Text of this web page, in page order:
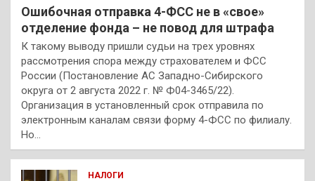
Ошибочная отправка 4-ФСС не в «свое»
отделение фонда – не повод для штрафа
К такому выводу пришли судьи на трех уровнях
рассмотрения спора между страхователем и ФСС
России (Постановление АС Западно-Сибирского
округа от 2 августа 2022 г. № Ф04-3465/22).
Организация в установленный срок отправила по
электронным каналам связи форму 4-ФСС по филиалу.
Но…
НАЛОГИ